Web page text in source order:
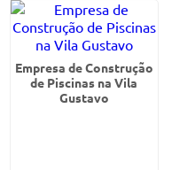
Empresa de Construção
de Piscinas na Vila
Gustavo